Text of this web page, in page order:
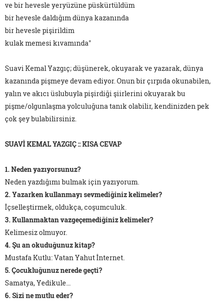
ve bir hevesle yeryüzüne püskürtüldüm
bir hevesle daldığım dünya kazanında
bir hevesle pişirildim
kulak memesi kıvamında"
Suavi Kemal Yazgıç; düşünerek, okuyarak ve yazarak, dünya
kazanında pişmeye devam ediyor. Onun bir çırpıda okunabilen,
yalın ve akıcı üslubuyla pişirdiği şiirlerini okuyarak bu
pişme/olgunlaşma yolculuğuna tanık olabilir, kendinizden pek
çok şey bulabilirsiniz.
SUAVİ KEMAL YAZGIÇ :: KISA CEVAP
1. Neden yazıyorsunuz?
Neden yazdığımı bulmak için yazıyorum.
2. Yazarken kullanmayı sevmediğiniz kelimeler?
İçselleştirmek, oldukça, coşumculuk.
3. Kullanmaktan vazgeçemediğiniz kelimeler?
Kelimesiz olmuyor.
4. Şu an okuduğunuz kitap?
Mustafa Kutlu: Vatan Yahut İnternet.
5. Çocukluğunuz nerede geçti?
Samatya, Yedikule...
6. Sizi ne mutlu eder?